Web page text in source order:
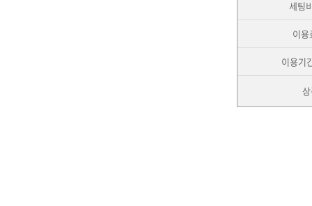
세팅
이용
이용기